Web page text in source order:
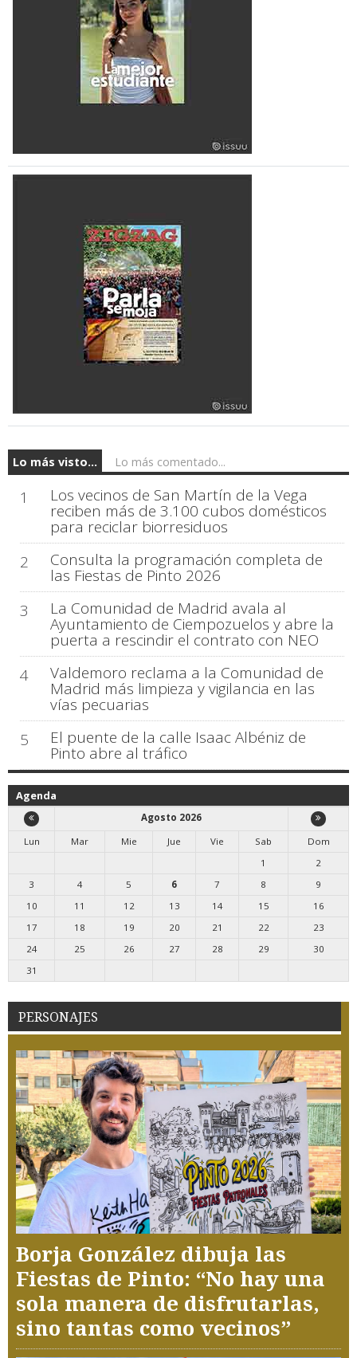
Lo más visto... Lo más comentado...
1 Los vecinos de San Martín de la Vega
reciben más de 3.100 cubos domésticos
para reciclar biorresiduos
2
Consulta la programación completa de
las Fiestas de Pinto 2026
3
La Comunidad de Madrid avala al
Ayuntamiento de Ciempozuelos y abre la
puerta a rescindir el contrato con NEO
4
Valdemoro reclama a la Comunidad de
Madrid más limpieza y vigilancia en las
vías pecuarias
5
El puente de la calle Isaac Albéniz de
Pinto abre al tráfico
Agenda
Agosto 2026
Lun
Mar Mie Jue Vie Sab
Dom
1
2
3
4 5 6 7 8
9
10
11 12 13 14 15
16
17
18 19 20 21 22
23
24
25 26 27 28 29
30
31
PERSONAJES
Borja González dibuja las
Fiestas de Pinto: “No hay una
sola manera de disfrutarlas,
sino tantas como vecinos”